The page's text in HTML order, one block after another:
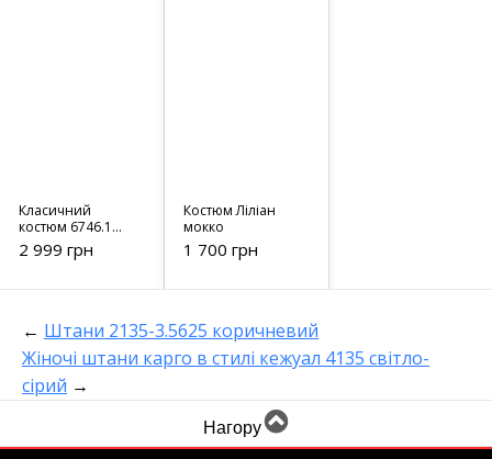
Класичний
костюм 6746.1
бежевий
2 999 грн
Костюм Ліліан
мокко
1 700 грн
← Штани 2135-3.5625 коричневий
Жіночі штани карго в стилі кежуал 4135 світло-
сірий →
Нагору